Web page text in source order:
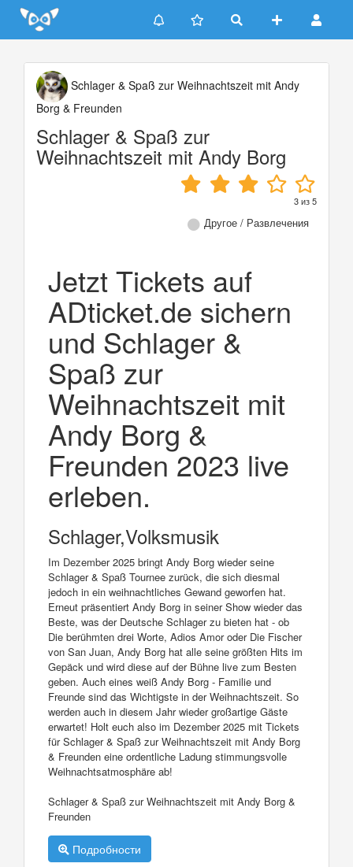
Update cookies preferences
Schlager & Spaß zur Weihnachtszeit mit Andy
Borg & Freunden
Schlager & Spaß zur
Weihnachtszeit mit Andy Borg
3из5
Другое / Развлечения
Jetzt Tickets auf
ADticket.de sichern
und Schlager &
Spaß zur
Weihnachtszeit mit
Andy Borg &
Freunden 2023 live
erleben.
Schlager,Volksmusik
Im Dezember 2025 bringt Andy Borg wieder seine
Schlager & Spaß Tournee zurück, die sich diesmal
jedoch in ein weihnachtliches Gewand geworfen hat.
Erneut präsentiert Andy Borg in seiner Show wieder das
Beste, was der Deutsche Schlager zu bieten hat - ob
Die berühmten drei Worte, Adios Amor oder Die Fischer
von San Juan, Andy Borg hat alle seine größten Hits im
Gepäck und wird diese auf der Bühne live zum Besten
geben. Auch eines weiß Andy Borg - Familie und
Freunde sind das Wichtigste in der Weihnachtszeit. So
werden auch in diesem Jahr wieder großartige Gäste
erwartet! Holt euch also im Dezember 2025 mit Tickets
für Schlager & Spaß zur Weihnachtszeit mit Andy Borg
& Freunden eine ordentliche Ladung stimmungsvolle
Weihnachtsatmosphäre ab!
Schlager & Spaß zur Weihnachtszeit mit Andy Borg &
Freunden
Подробности